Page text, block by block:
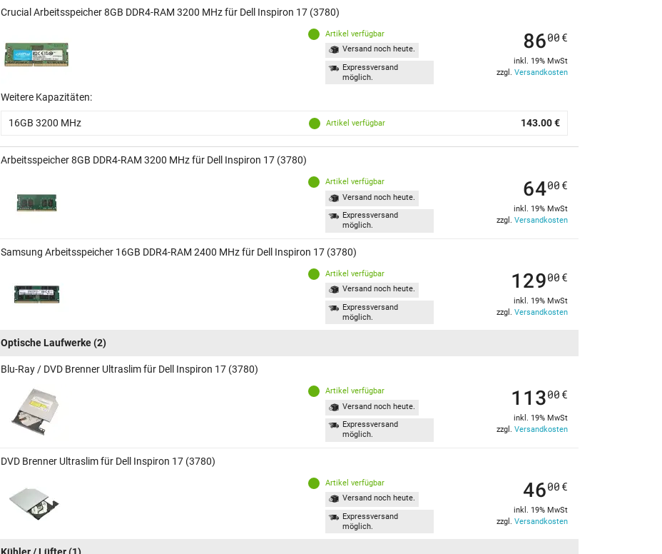
Crucial Arbeitsspeicher 8GB DDR4-RAM 3200 MHz für Dell Inspiron 17 (3780)
Artikel verfügbar
Versand noch heute.
Expressversand
möglich.
8600 €
inkl. 19% MwSt
zzgl. Versandkosten
Weitere Kapazitäten:
16GB 3200 MHz Artikel verfügbar 143.00 €
Arbeitsspeicher 8GB DDR4-RAM 3200 MHz für Dell Inspiron 17 (3780)
Artikel verfügbar
Versand noch heute.
Expressversand
möglich.
6400 €
inkl. 19% MwSt
zzgl. Versandkosten
Samsung Arbeitsspeicher 16GB DDR4-RAM 2400 MHz für Dell Inspiron 17 (3780)
Artikel verfügbar
Versand noch heute.
Expressversand
möglich.
12900 €
inkl. 19% MwSt
zzgl. Versandkosten
Optische Laufwerke(2)
Blu-Ray / DVD Brenner Ultraslim für Dell Inspiron 17 (3780)
Artikel verfügbar
Versand noch heute.
Expressversand
möglich.
11300 €
inkl. 19% MwSt
zzgl. Versandkosten
DVD Brenner Ultraslim für Dell Inspiron 17 (3780)
Artikel verfügbar
Versand noch heute.
Expressversand
möglich.
4600 €
inkl. 19% MwSt
zzgl. Versandkosten